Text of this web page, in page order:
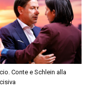
Conte e Schlein alla